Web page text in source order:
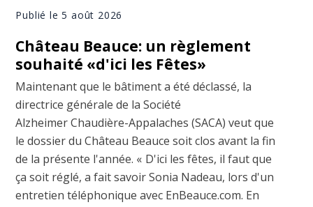
Publié le 5 août 2026
Château Beauce: un règlement
souhaité «d'ici les Fêtes»
Maintenant que le bâtiment a été déclassé, la
directrice générale de la Société
Alzheimer Chaudière-Appalaches (SACA) veut que
le dossier du Château Beauce soit clos avant la fin
de la présente l'année. « D'ici les fêtes, il faut que
ça soit réglé, a fait savoir Sonia Nadeau, lors d'un
entretien téléphonique avec EnBeauce.com. En